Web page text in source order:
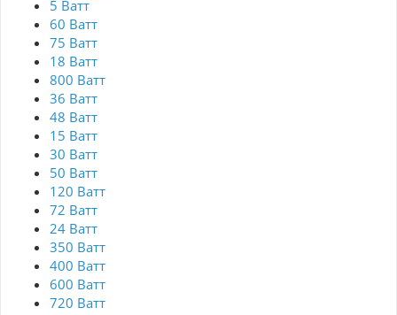
5 Ватт
60 Ватт
75 Ватт
18 Ватт
800 Ватт
36 Ватт
48 Ватт
15 Ватт
30 Ватт
50 Ватт
120 Ватт
72 Ватт
24 Ватт
350 Ватт
400 Ватт
600 Ватт
720 Ватт